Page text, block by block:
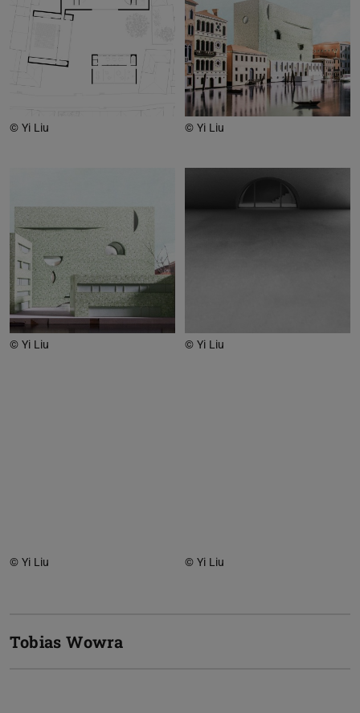
© Yi Liu © Yi Liu
© Yi Liu © Yi Liu
© Yi Liu © Yi Liu
Tobias Wowra